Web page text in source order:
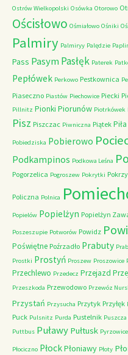
Ostrów Wielkopolski Osówka Otorowo
Ościsłowo Ośmiałowo Ośniki
Palmiry Palmiryy Palędzie
Pass PasymPasłęk Paterek
Pepłówek Perkowo Pestkownica
Piaseczno Piastów Piechowice Piecki
Pillnitz Pionki Piorunów Piotrkówek
Pisz Piszczac Piwniczna Piątek Piła
Pobiedziska Pobierowo
Podkampinos Podkowa Leśna
Pogorzelica Pogroszew Pokrytki
Policzna Polnica
Popielów Popielżyn Popielżyn
Poszeszupie Potworów Powidz
Poświętne Poźrzadło Prabuty
Prostki Prostyń Proszew Proszowice
Przechlewo Przedecz Przejazd
Przeszkoda Przewodowo Przewóz
Przystań Przysucha Przytyk Przyłęk
Puck Pulsnitz Purda Pustelnik
Puttbus Puławy Pułtusk Pyrzowice
Płociczno PłockPłoniawy Płoty